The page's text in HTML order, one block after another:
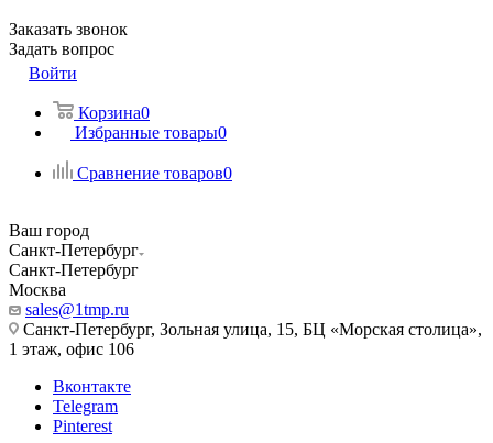
Заказать звонок
Задать вопрос
Войти
Корзина0
Избранные товары0
Сравнение товаров0
Ваш город
Санкт-Петербург
Санкт-Петербург
Москва
sales@1tmp.ru
Санкт-Петербург, Зольная улица, 15, БЦ «Морская столица»,
1 этаж, офис 106
Вконтакте
Telegram
Pinterest